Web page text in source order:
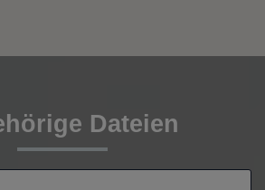
Dateien